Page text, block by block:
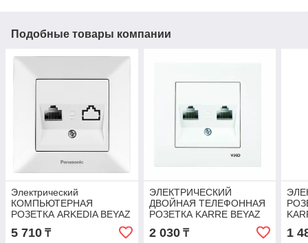
Подобные товары компании
Электрический
КОМПЬЮТЕРНАЯ
РОЗЕТКА ARKEDIA BEYAZ
TEKLI DATA CAT5e (комп
х1)(VIKO)
5 710 ₸
ЭЛЕКТРИЧЕСКИЙ
ДВОЙНАЯ ТЕЛЕФОННАЯ
РОЗЕТКА KARRE BEYAZ
2 030₸ 1